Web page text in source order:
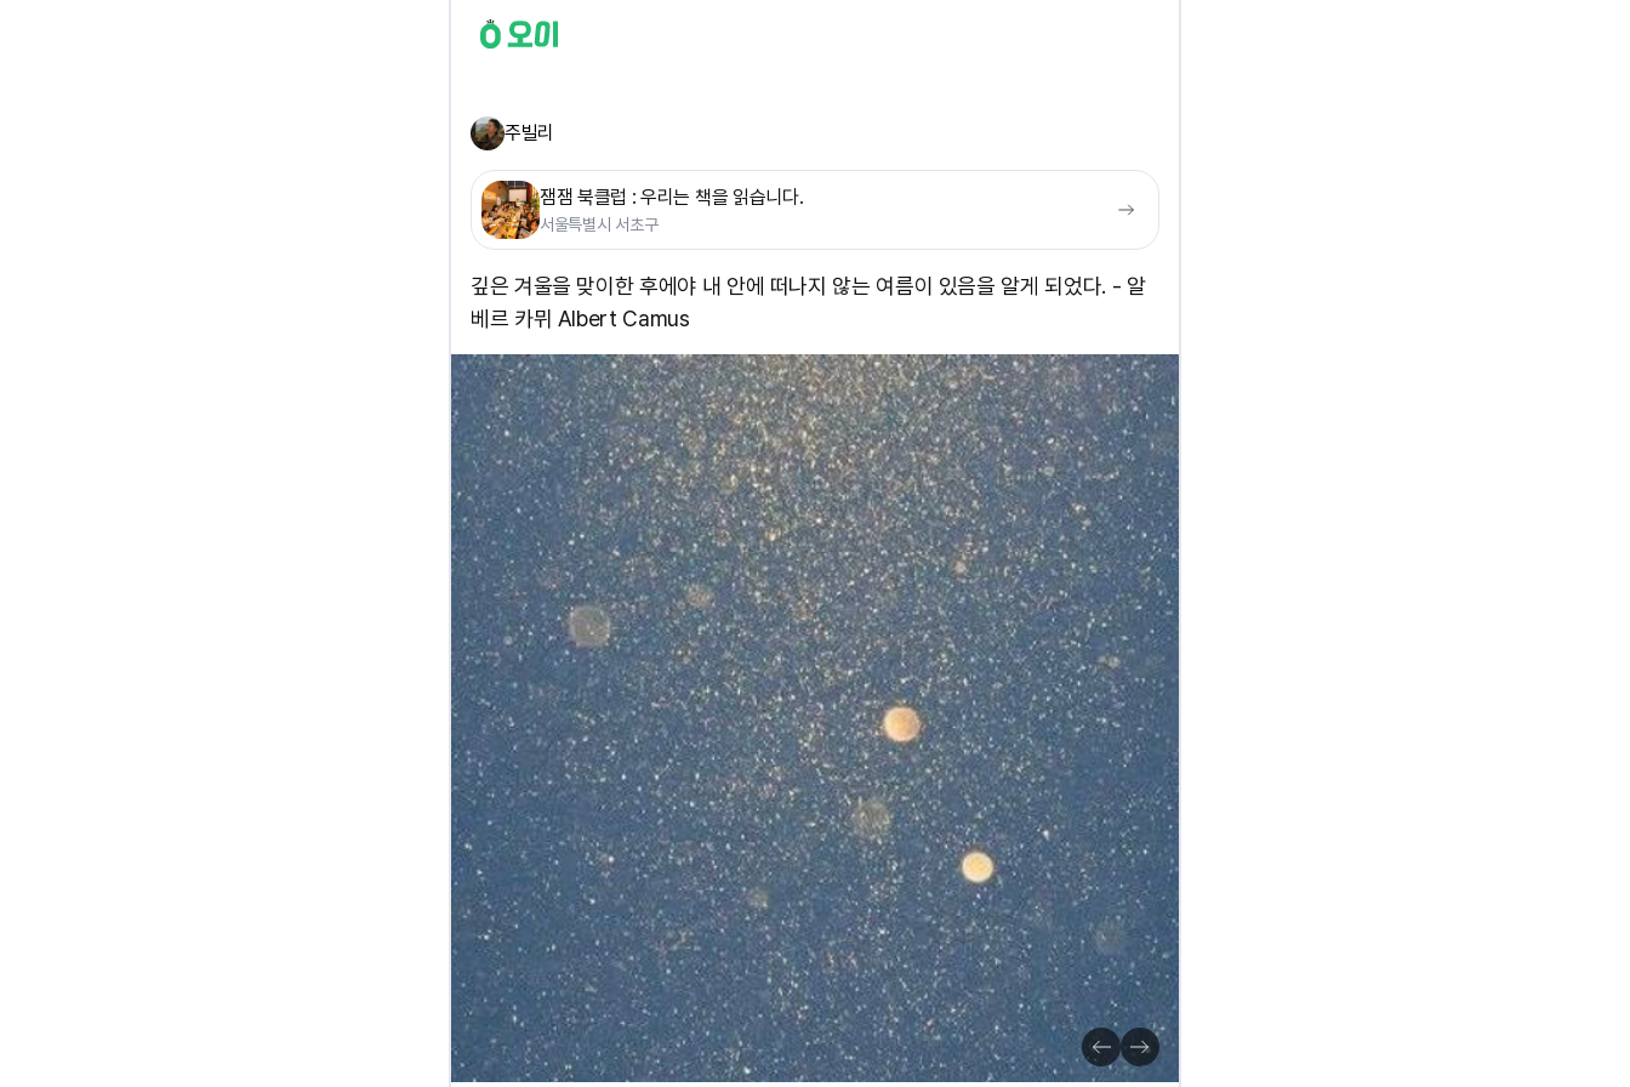
주빌리
잼잼 북클럽 : 우리는 책을 읽습니다.
서울특별시 서초구
깊은 겨울을 맞이한 후에야 내 안에 떠나지 않는 여름이 있음을 알게 되었다. - 알
베르 카뮈 Albert Camus